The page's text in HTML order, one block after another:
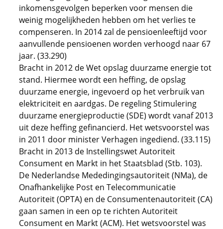
inkomensgevolgen beperken voor mensen die
weinig mogelijkheden hebben om het verlies te
compenseren. In 2014 zal de pensioenleeftijd voor
aanvullende pensioenen worden verhoogd naar 67
jaar. (33.290)
Bracht in 2012 de Wet opslag duurzame energie tot
stand. Hiermee wordt een heffing, de opslag
duurzame energie, ingevoerd op het verbruik van
elektriciteit en aardgas. De regeling Stimulering
duurzame energieproductie (SDE) wordt vanaf 2013
uit deze heffing gefinancierd. Het wetsvoorstel was
in 2011 door minister Verhagen ingediend. (33.115)
Bracht in 2013 de Instellingswet Autoriteit
Consument en Markt in het Staatsblad (Stb. 103).
De Nederlandse Mededingingsautoriteit (NMa), de
Onafhankelijke Post en Telecommunicatie
Autoriteit (OPTA) en de Consumentenautoriteit (CA)
gaan samen in een op te richten Autoriteit
Consument en Markt (ACM). Het wetsvoorstel was